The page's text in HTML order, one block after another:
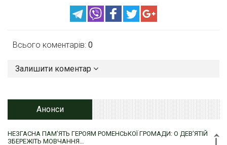
Всього коментарів: 0
Залишити коментар
Анонси
НЕЗГАСНА ПАМ’ЯТЬ ГЕРОЯМ РОМЕНСЬКОЇ ГРОМАДИ: О ДЕВ’ЯТІЙ
ЗБЕРЕЖІТЬ МОВЧАННЯ…